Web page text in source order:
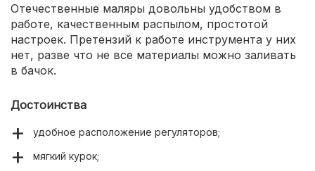
Отечественные маляры довольны удобством в
работе, качественным распылом, простотой
настроек. Претензий к работе инструмента у них
нет, разве что не все материалы можно заливать
в бачок.
Достоинства
удобное расположение регуляторов;
мягкий курок;